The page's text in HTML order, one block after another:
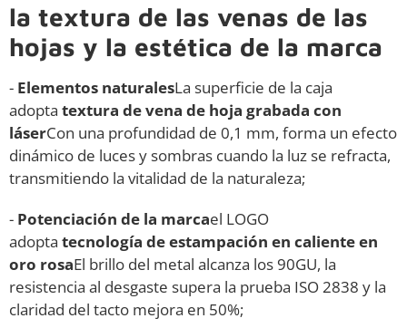
la textura de las venas de las
hojas y la estética de la marca
- Elementos naturalesLa superficie de la caja
adopta textura de vena de hoja grabada con
láserCon una profundidad de 0,1 mm, forma un efecto
dinámico de luces y sombras cuando la luz se refracta,
transmitiendo la vitalidad de la naturaleza;
- Potenciación de la marcael LOGO
adopta tecnología de estampación en caliente en
oro rosaEl brillo del metal alcanza los 90GU, la
resistencia al desgaste supera la prueba ISO 2838 y la
claridad del tacto mejora en 50%;